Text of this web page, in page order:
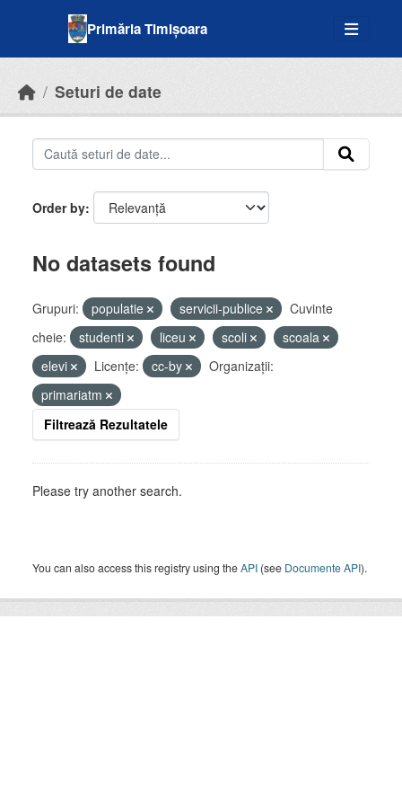
Primăria Timișoara
Seturi de date
Order by
No datasets found
Grupuri: populatie servicii-publice
Cuvinte
cheie:
studenti liceu scoli
scoala
elevi
Licenţe: cc-by
Organizații:
primariatm
Filtrează Rezultatele
Please try another search.
You can also access this registry using theAPI (see Documente API).